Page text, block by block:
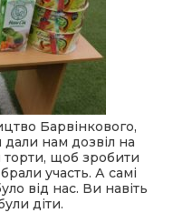
Барвінкового,
нам дозвіл на
торти, щоб зробити
участь. А самі
від нас. Ви навіть
діти.